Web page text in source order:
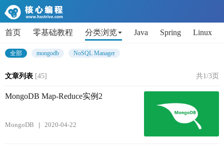
首页 零基础教程 分类浏览 Java Spring Linux
AI Python 代码片段 Get小技能
全部 mongodb NoSQL Manager
文章列表 [45] 共1/3页
MongoDB Map-Reduce实例2
MongoDB 2020-04-22